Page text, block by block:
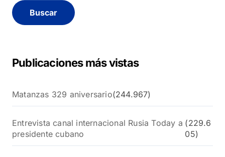
c
a
Publicaciones más vistas
Matanzas 329 aniversario(244.967)
Entrevista canal internacional Rusia Today a
presidente cubano
(229.6
05)